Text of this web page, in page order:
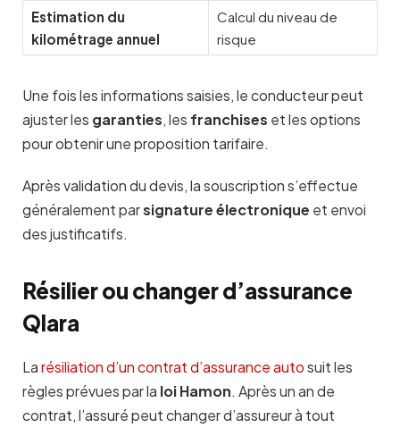
Estimation du
kilométrage annuel
Calcul du niveau de
risque
Une fois les informations saisies, le conducteur peut
ajuster les garanties, les franchises et les options
pour obtenir une proposition tarifaire.
Après validation du devis, la souscription s’effectue
généralement parsignature électronique et envoi
des justificatifs.
Résilier ou changer d’assurance
Qlara
Larésiliation d’un contrat d’assurance autosuit les
règles prévues par la loi Hamon. Après un an de
contrat, l’assuré peut changer d’assureur à tout